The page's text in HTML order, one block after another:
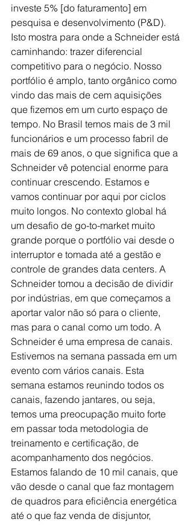
investe 5% [do faturamento] em
pesquisa e desenvolvimento (P&D).
Isto mostra para onde a Schneider está
caminhando: trazer diferencial
competitivo para o negócio. Nosso
portfólio é amplo, tanto orgânico como
vindo das mais de cem aquisições
que fizemos em um curto espaço de
tempo. No Brasil temos mais de 3 mil
funcionários e um processo fabril de
mais de 69 anos, o que significa que a
Schneider vê potencial enorme para
continuar crescendo. Estamos e
vamos continuar por aqui por ciclos
muito longos. No contexto global há
um desafio de go-to-market muito
grande porque o portfólio vai desde o
interruptor e tomada até a gestão e
controle de grandes data centers. A
Schneider tomou a decisão de dividir
por indústrias, em que começamos a
aportar valor não só para o cliente,
mas para o canal como um todo. A
Schneider é uma empresa de canais.
Estivemos na semana passada em um
evento com vários canais. Esta
semana estamos reunindo todos os
canais, fazendo jantares, ou seja,
temos uma preocupação muito forte
em passar toda metodologia de
treinamento e certificação, de
acompanhamento dos negócios.
Estamos falando de 10 mil canais, que
vão desde o canal que faz montagem
de quadros para eficiência energética
até o que faz venda de disjuntor,